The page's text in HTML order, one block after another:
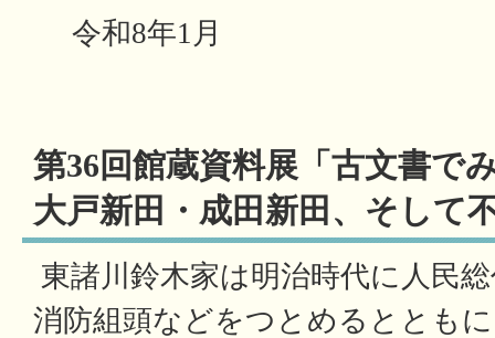
令和8年1月
第36回館蔵資料展「 古文書で
大戸新田・成田新田、そして
東諸川鈴木家は明治時代に人民
消防組頭などをつとめるととも